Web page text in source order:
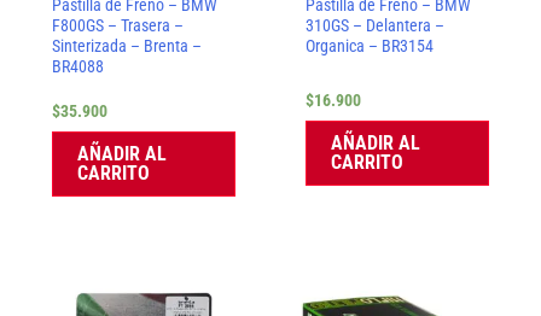
Pastilla de Freno – BMW
F800GS – Trasera –
Sinterizada – Brenta –
BR4088
$35.900
AÑADIR AL
CARRITO
Pastilla de Freno – BMW
310GS – Delantera –
Organica – BR3154
$16.900
AÑADIR AL
CARRITO